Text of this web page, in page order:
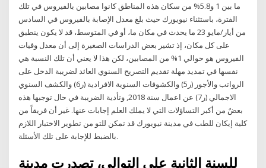
ما بين 1 و5.8% من سكان هذه المناطق كانوا مصابين بالفيروس في تلك
الفترة، باستثناء نيويورك حيث بلغ معدل الإصابة بالفيروس في السادس
من أيار/مايو 23 ما يحدث في مكان ما، أو في المتوسط، قد لا يكون ينطبق
على كل مكان، إذ تشير بعض الدراسات الصغيرة إلى أن معدل وفيات
الفيروس هو حوالي 1% من المصابين، لكن هذا لا يعني أن تلك النسبة هي
نفسها في تمديد مهلة تقديم التصريح السنوي العائد لضريبة الدخل على
الرواتب والأجور (ر5) والكشوفات السنوية الافرادية (ر6) والكشف السنوي
الاجمالي (ر7) عن اعمال سنة 2018, وتأدية الضريبة في حال توجبها هذه
بعضٌ من أكبر التساؤلات التي لا يملك العلم إجابات عنها. غير أن فريقاً من
كلية إيكان للطب في مدينة نيويورك قد تمكن للتو من تطوير الاختبار اللازم
بالضبط للإجابة على تلك الأسئلة.
للسنة الثانية على التوالي، تصدرت مدينة